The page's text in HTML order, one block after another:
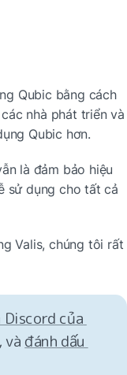
Qubic bằng cách
nhà phát triển và
Qubic hơn.
là đảm bảo hiệu
sử dụng cho tất cả
Valis, chúng tôi rất
của
, và đánh dấu